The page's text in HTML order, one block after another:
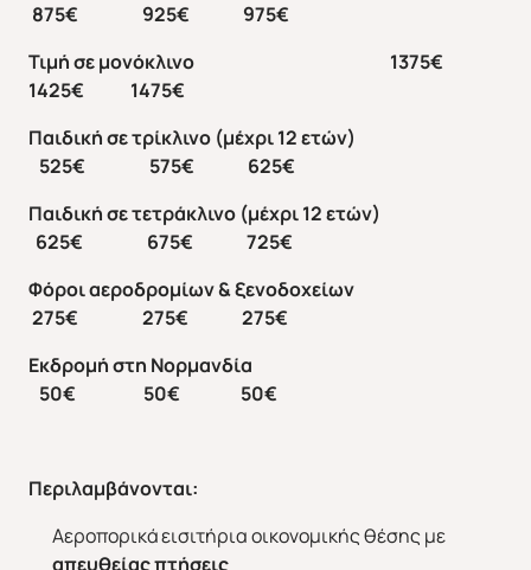
875€ 925€ 975€
Τιμή σε μονόκλινο 1375€
1425€ 1475€
Παιδική σε τρίκλινο (μέχρι 12 ετών)
525€ 575€ 625€
Παιδική σε τετράκλινο (μέχρι 12 ετών)
625€ 675€ 725€
Φόροι αεροδρομίων & ξενοδοχείων
275€ 275€ 275€
Εκδρομή στη Νορμανδία
50€ 50€ 50€
Περιλαμβάνονται:
Αεροπορικά εισιτήρια οικονομικής θέσης με
απευθείας πτήσεις